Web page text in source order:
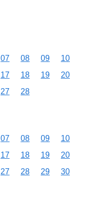
07 08 09
10
17 18 19
20
27 28
07 08 09
10
17 18 19
20
27 28 29
30